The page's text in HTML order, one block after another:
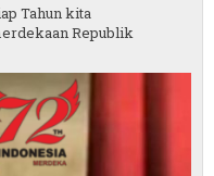
Tahun kita
Republik